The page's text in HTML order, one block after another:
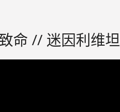
命 // 迷因利维